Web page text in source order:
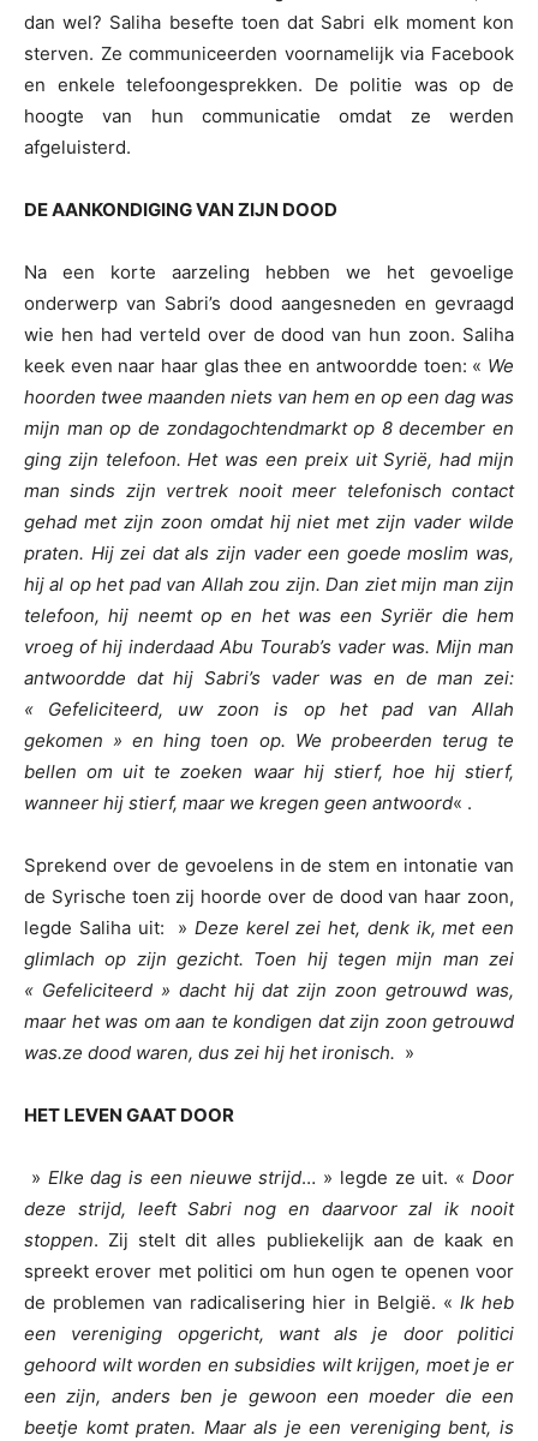
dan wel? Saliha besefte toen dat Sabri elk moment kon
sterven. Ze communiceerden voornamelijk via Facebook
en enkele telefoongesprekken. De politie was op de
hoogte van hun communicatie omdat ze werden
afgeluisterd.
DE AANKONDIGING VAN ZIJN DOOD
Na een korte aarzeling hebben we het gevoelige
onderwerp van Sabri’s dood aangesneden en gevraagd
wie hen had verteld over de dood van hun zoon. Saliha
keek even naar haar glas thee en antwoordde toen: « We
hoorden twee maanden niets van hem en op een dag was
mijn man op de zondagochtendmarkt op 8 december en
ging zijn telefoon. Het was een preix uit Syrië, had mijn
man sinds zijn vertrek nooit meer telefonisch contact
gehad met zijn zoon omdat hij niet met zijn vader wilde
praten. Hij zei dat als zijn vader een goede moslim was,
hij al op het pad van Allah zou zijn. Dan ziet mijn man zijn
telefoon, hij neemt op en het was een Syriër die hem
vroeg of hij inderdaad Abu Tourab’s vader was. Mijn man
antwoordde dat hij Sabri’s vader was en de man zei:
« Gefeliciteerd, uw zoon is op het pad van Allah
gekomen » en hing toen op. We probeerden terug te
bellen om uit te zoeken waar hij stierf, hoe hij stierf,
wanneer hij stierf, maar we kregen geen antwoord« .
Sprekend over de gevoelens in de stem en intonatie van
de Syrische toen zij hoorde over de dood van haar zoon,
legde Saliha uit: » Deze kerel zei het, denk ik, met een
glimlach op zijn gezicht. Toen hij tegen mijn man zei
« Gefeliciteerd » dacht hij dat zijn zoon getrouwd was,
maar het was om aan te kondigen dat zijn zoon getrouwd
was.ze dood waren, dus zei hij het ironisch. »
HET LEVEN GAAT DOOR
» Elke dag is een nieuwe strijd… » legde ze uit. «Door
deze strijd, leeft Sabri nog en daarvoor zal ik nooit
stoppen. Zij stelt dit alles publiekelijk aan de kaak en
spreekt erover met politici om hun ogen te openen voor
de problemen van radicalisering hier in België. « Ik heb
een vereniging opgericht, want als je door politici
gehoord wilt worden en subsidies wilt krijgen, moet je er
een zijn, anders ben je gewoon een moeder die een
beetje komt praten. Maar als je een vereniging bent, is